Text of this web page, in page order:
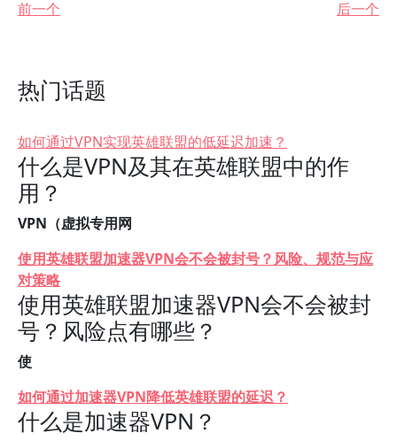
前一个 后一个
热门话题
如何通过VPN实现英雄联盟的低延迟加速？
什么是VPN及其在英雄联盟中的作
用？
VPN（虚拟专用网
使用英雄联盟加速器VPN会不会被封号？风险、规范与应
对策略
使用英雄联盟加速器VPN会不会被封
号？风险点有哪些？
使
如何通过加速器VPN降低英雄联盟的延迟？
什么是加速器VPN？